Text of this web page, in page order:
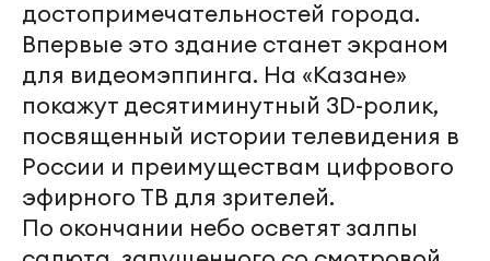
достопримечательностей города.
Впервые это здание станет экраном
для видеомэппинга. На «Казане»
покажут десятиминутный 3D-ролик,
посвященный истории телевидения в
России и преимуществам цифрового
эфирного ТВ для зрителей.
По окончании небо осветят залпы